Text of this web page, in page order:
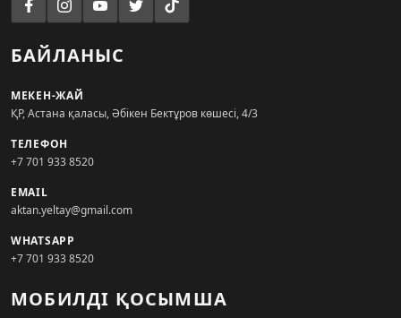
БАЙЛАНЫС
МЕКЕН-ЖАЙ
ҚР, Астана қаласы, Әбікен Бектұров көшесі, 4/3
ТЕЛЕФОН
+7 701 933 8520
EMAIL
aktan.yeltay@gmail.com
WHATSAPP
+7 701 933 8520
МОБИЛДІ ҚОСЫМША